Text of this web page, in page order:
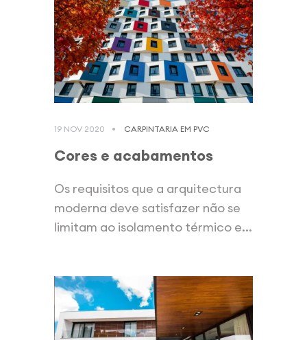
19 NOV 2020 CARPINTARIA EM PVC
Cores e acabamentos
Os requisitos que a arquitectura
moderna deve satisfazer não se
limitam ao isolamento térmico e...